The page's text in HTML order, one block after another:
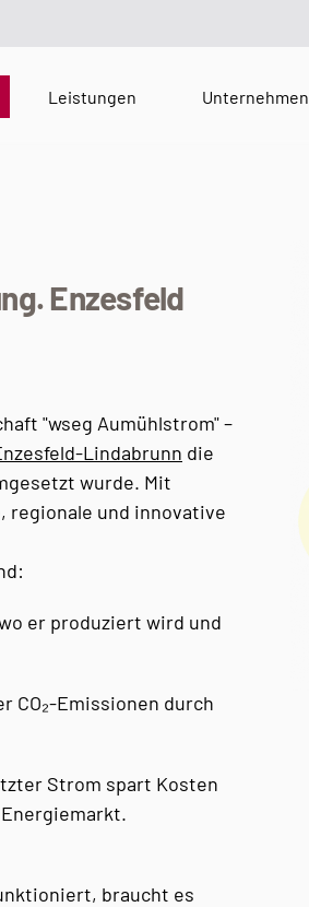
Leistungen Unternehmen
Enzesfeld
"wseg Aumühlstrom" –
Lindabrunn die
wurde. Mit
regionale und innovative
er produziert wird und
CO₂-Emissionen durch
Strom spart Kosten
braucht es